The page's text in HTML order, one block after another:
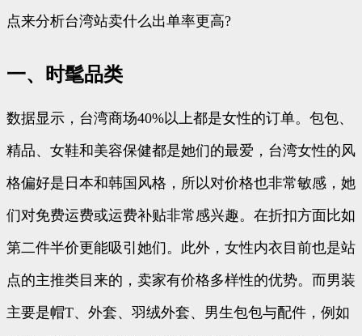
点来分析台湾站卖什么出单率更高?
一、时髦品类
数据显示，台湾商场40%以上都是女性的订单。包包、
精品、女鞋和美容保健都是她们的最爱，台湾女性的风
格偏好是日本和韩国风格，所以对价格也非常敏感，她
们对免费运费或运费补贴非常感兴趣。在折扣方面比如
第二件半价更能吸引她们。此外，女性内衣目前也是站
点的主推类目来的，卖家有价格多样性的优势。而男装
主要是帽T、外套、羽绒外套、男生包包与配件，例如